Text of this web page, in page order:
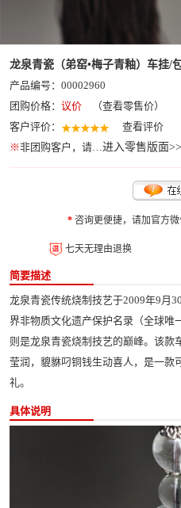
龙泉青瓷（弟窑•梅子青釉）车挂/
产品编号：00002960
团购价格： 议价
（查看零售价）
客户评价：
查看评价
※非团购客户，请…进入零售版面>>
*咨询更便捷，请加官方微
七天无理由退换
简要描述
龙泉青瓷传统烧制技艺于2009年9月
界非物质文化遗产保护名录（全球唯
则是龙泉青瓷烧制技艺的巅峰。该款
莹润，貔貅叼铜钱生动喜人，是一款
礼。
具体说明